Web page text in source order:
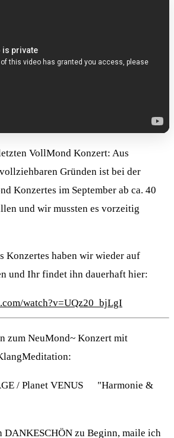
VollMond Konzert: Aus
Gründen ist bei der
Konzertes im September ab ca. 40
und wir mussten es vorzeitig
Konzertes haben wir wieder auf
und Ihr findet ihn dauerhaft hier:
watch?v=UQz20_bjLgI
zum NeuMond~ Konzert mit
/ Planet VENUS "Harmonie &
zu Beginn, maile ich